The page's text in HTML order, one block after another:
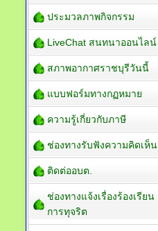
ประมวลภาพกิจกรรม
LiveChat สนทนาออนไลน์
สภาพอากาศราชบุรีวันนี้
แบบฟอร์มทางกฏหมาย
ความรู้เกี่ยวกับภาษี
ช่องทางรับฟังความคิดเห็น
ติดต่ออบต.
ช่องทางแจ้งเรื่องร้องเรียน
การทุจริต